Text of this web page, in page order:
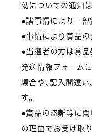
効についての通知
●諸事情により一
●事情により賞品
●当選者の方は賞
発送情報フォーム
場合や、記入間違
す。
●賞品の盗難等に関
の理由でお受け取